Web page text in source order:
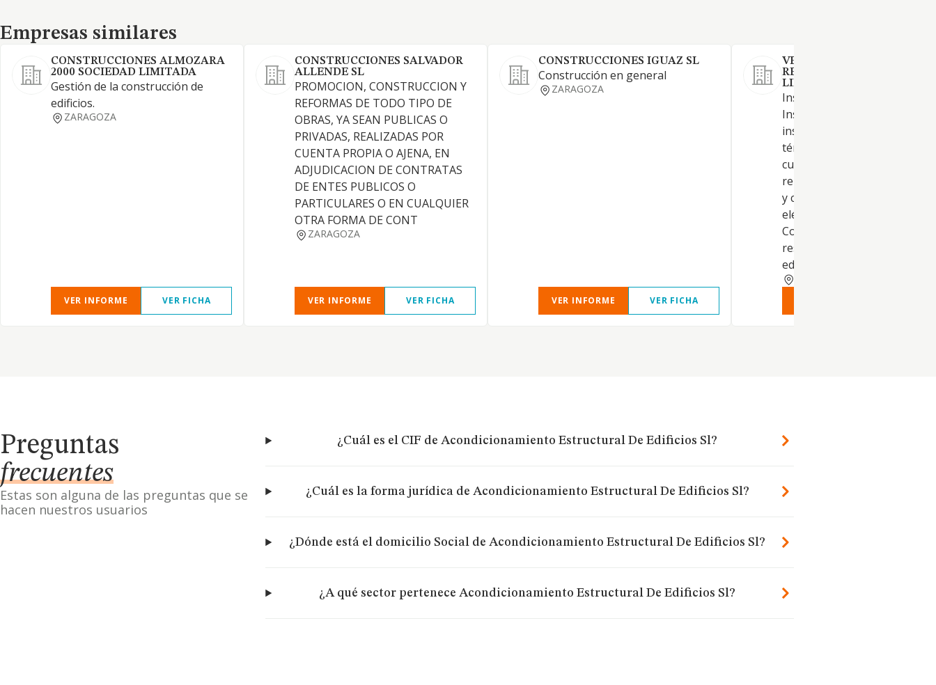
Empresas similares
Empresas similares
CONSTRUCCIONES ALMOZARA
2000 SOCIEDAD LIMITADA
Gestión de la construcción de
edificios.
ZARAGOZA
VER INFORME VER FICHA
CONSTRUCCIONES SALVADOR
ALLENDE SL
PROMOCION, CONSTRUCCION Y
REFORMAS DE TODO TIPO DE
OBRAS, YA SEAN PUBLICAS O
PRIVADAS, REALIZADAS POR
CUENTA PROPIA O AJENA, EN
ADJUDICACION DE CONTRATAS
DE ENTES PUBLICOS O
PARTICULARES O EN CUALQUIER
OTRA FORMA DE CONT
ZARAGOZA
VER INFORME VER FICHA
CONSTRUCCIONES IGUAZ SL
Construcción en general
ZARAGOZA
VER INFORME VER FICHA
VED CONSTRUCTION AND
RENOVATION SOCIEDAD
LIMITADA.
Instalaciones eléctricas.
Instalación y reparación de
instalaciones de energía
térmica, fotovoltaica, eólica y
cualquier otro tipo de
renovable. Montaje de
y cubiertas e instalaciones
eléctricas en general.
Construcción de edificios
residenciales. Construcción
edificios.
Preguntas
frecuentes
Estas son alguna de las preguntas que se
hacen nuestros usuarios
¿Cuál es el CIF de Acondicionamiento Estructural De Edificios Sl?
¿Cuál es la forma jurídica de Acondicionamiento Estructural De Edificios Sl?
¿Dónde está el domicilio Social de Acondicionamiento Estructural De Edificios Sl?
¿A qué sector pertenece Acondicionamiento Estructural De Edificios Sl?